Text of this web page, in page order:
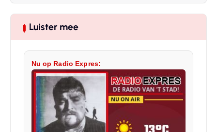
Luister mee
Nu op Radio Expres: